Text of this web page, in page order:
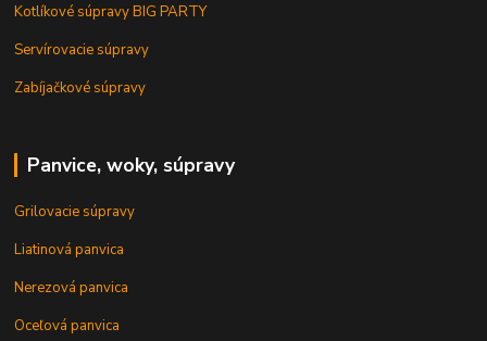
Kotlíkové súpravy BIG PARTY
Servírovacie súpravy
Zabíjačkové súpravy
Panvice, woky, súpravy
Grilovacie súpravy
Liatinová panvica
Nerezová panvica
Oceľová panvica